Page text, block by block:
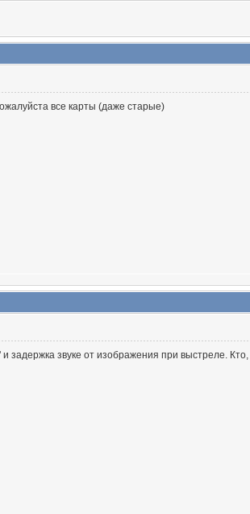
все карты (даже старые)
задержка звуке от изображения при выстреле. Кто,